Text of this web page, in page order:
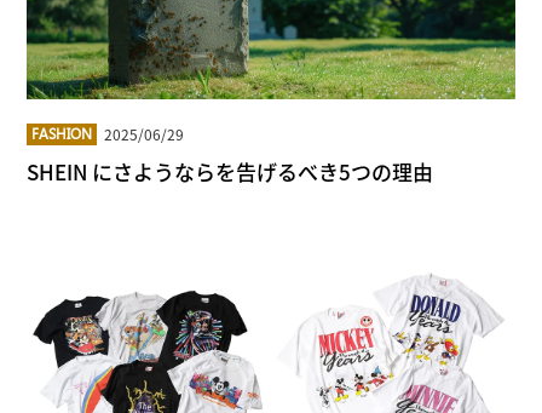
FASHION 2025/06/29
SHEIN にさようならを告げるべき5つの理由